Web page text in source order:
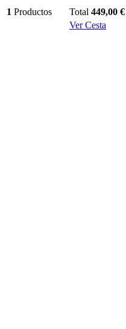
1 Productos Total 449,00 €
Ver Cesta